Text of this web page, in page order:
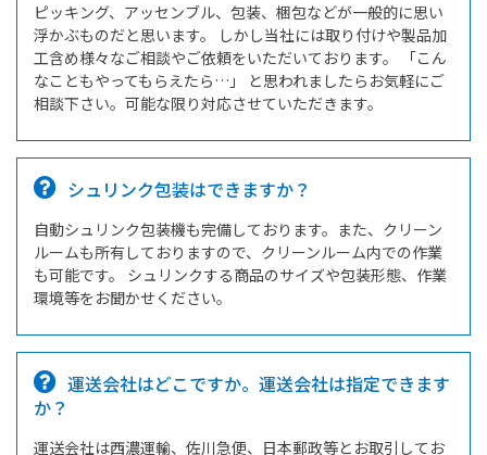
ピッキング、アッセンブル、包装、梱包などが一般的に思い
浮かぶものだと思います。 しかし当社には取り付けや製品加
工含め様々なご相談やご依頼をいただいております。 「こん
なこともやってもらえたら…」 と思われましたらお気軽にご
相談下さい。可能な限り対応させていただきます。
シュリンク包装はできますか？
自動シュリンク包装機も完備しております。また、クリーン
ルームも所有しておりますので、クリーンルーム内での作業
も可能です。 シュリンクする商品のサイズや包装形態、作業
環境等をお聞かせください。
運送会社はどこですか。運送会社は指定できます
か？
運送会社は西濃運輸、佐川急便、日本郵政等とお取引してお